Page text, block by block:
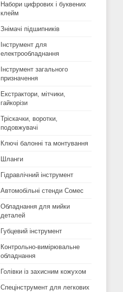
Набори цифрових і буквених
клейм
Знімачі підшипників
Інструмент для
електрообладнання
Інструмент загального
призначення
Екстрактори, мітчики,
гайкорізи
Тріскачки, воротки,
подовжувачі
Ключі балонні та монтування
Шланги
Гідравлічний інструмент
Автомобільні стенди Сомес
Обладнання для мийки
деталей
Губцевий інструмент
Контрольно-вимірювальне
обладнання
Голівки із захисним кожухом
Спецінструмент для легкових